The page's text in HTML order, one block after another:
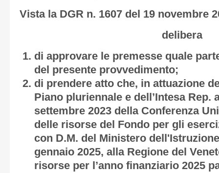
Vista la DGR n. 1607 del 19 novembre
delibera
di approvare le premesse quale
del presente provvedimento;
di prendere atto che, in attuazione
Piano pluriennale e dell’Intesa Rep.
settembre 2023 della Conferenza
delle risorse del Fondo per gli
con D.M. del Ministero
gennaio 2025, alla Regione del
risorse per l’anno finanziario 2025